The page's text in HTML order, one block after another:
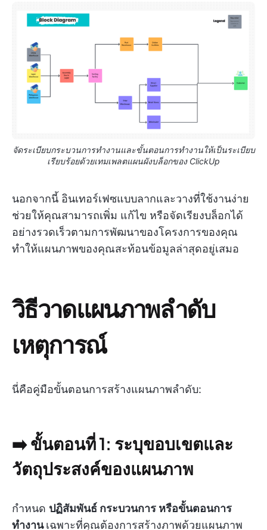
จัดระเบียบกระบวนการทำงานและขั้นตอนการทำงานให้เป็นระเบียบ
เรียบร้อยด้วยเทมเพลตแผนผังบล็อกของ ClickUp
นอกจากนี้ อินเทอร์เฟซแบบลากและวางที่ใช้งานง่าย
ช่วยให้คุณสามารถเพิ่ม แก้ไข หรือจัดเรียงบล็อกได้
อย่างรวดเร็วตามการพัฒนาของโครงการของคุณ
ทำให้แผนภาพของคุณสะท้อนข้อมูลล่าสุดอยู่เสมอ
วิธีวาดแผนภาพลำดับ
เหตุการณ์
นี่คือคู่มือขั้นตอนการสร้างแผนภาพลำดับ:
➡️ ขั้นตอนที่ 1: ระบุขอบเขตและ
วัตถุประสงค์ของแผนภาพ
กำหนด ปฏิสัมพันธ์ กระบวนการ หรือขั้นตอนการ
ทำงานเฉพาะที่คุณต้องการสร้างภาพด้วยแผนภาพ